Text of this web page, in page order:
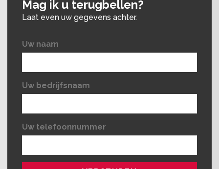
Mag ik u terugbellen?
Laat even uw gegevens achter.
Uw naam
Uw bedrijfsnaam
Uw telefoonnummer